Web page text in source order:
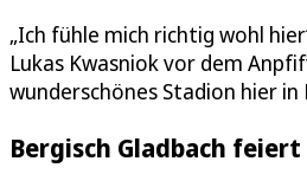
„Ich fühle mich richtig wohl
Lukas Kwasniok vor dem
wunderschönes Stadion hier in
Bergisch Gladbach